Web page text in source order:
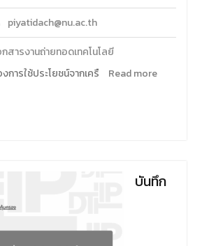
piyatidach@nu.ac.th
กสารงานถ่ายทอดเทคโนโลยี
ารใช้ประโยชน์จากเครื
Read more
บันทึก